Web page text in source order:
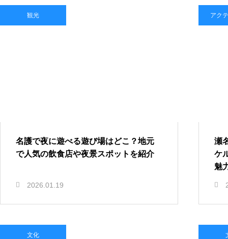
観光
名護で夜に遊べる遊び場はどこ？地元
で人気の飲食店や夜景スポットを紹介
2026.01.19
アク
瀬
ケ
魅
文化